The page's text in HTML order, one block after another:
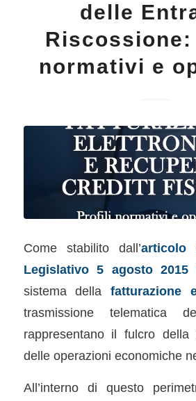
delle
normativi e
Come stabilito dall’articolo
Legislativo 5 agosto 2015
sistema dellafatturazione
trasmissione telematica
rappresentano il fulcro della
delle operazioni economiche
All’interno di questo